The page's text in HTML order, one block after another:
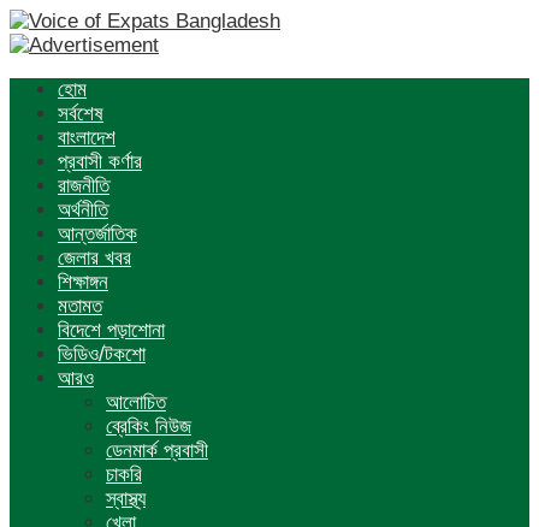
হোম
সর্বশেষ
বাংলাদেশ
প্রবাসী কর্ণার
রাজনীতি
অর্থনীতি
আন্তর্জাতিক
জেলার খবর
শিক্ষাঙ্গন
মতামত
বিদেশে পড়াশোনা
ভিডিও/টকশো
আরও
আলোচিত
ব্রেকিং নিউজ
ডেনমার্ক প্রবাসী
চাকরি
স্বাস্থ্য